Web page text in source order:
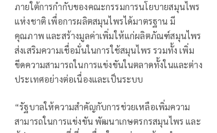
ภายใต้การกำกับของคณะกรรมการนโยบายสมุนไพร
แห่งชาติ เพื่อการผลิตสมุนไพรได้มาตรฐาน มี
คุณภาพ และสร้างมูลค่าเพิ่มให้แก่ผลิตภัณฑ์สมุนไพร
ส่งเสริมความเชื่อมั่นในการใช้สมุนไพร รวมทั้ง เพิ่ม
ขีดความสามารถในการแข่งขันในตลาดทั้งในและต่าง
ประเทศอย่างต่อเนื่องและเป็นระบบ
“รัฐบาลให้ความสำคัญกับการช่วยเหลือเพิ่มความ
สามารถในการแข่งขัน พัฒนาเกษตรกรสมุนไพร และ